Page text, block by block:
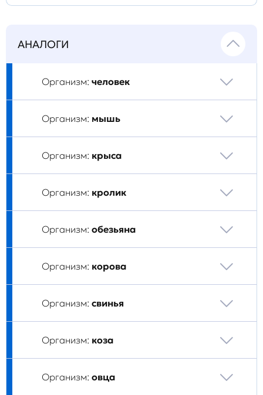
АНАЛОГИ
Организм: человек
Организм: мышь
Организм: крыса
Организм: кролик
Организм: обезьяна
Организм: корова
Организм: свинья
Организм: коза
Организм: овца